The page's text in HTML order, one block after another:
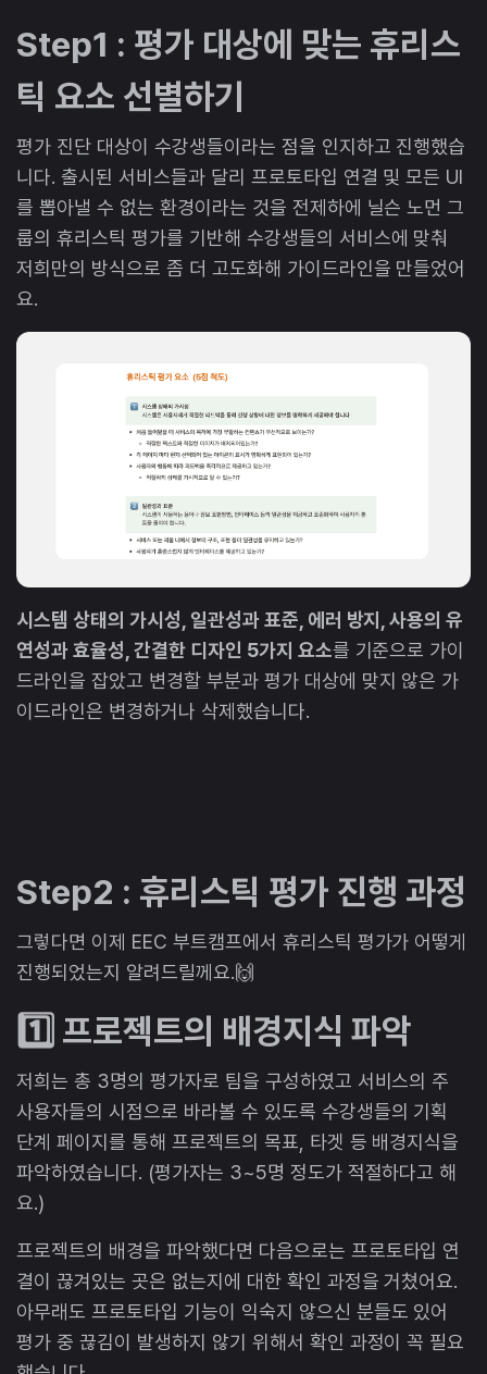
Step1 : 평가 대상에 맞는 휴리스
틱 요소 선별하기
평가 진단 대상이 수강생들이라는 점을 인지하고 진행했습
니다. 출시된 서비스들과 달리 프로토타입 연결 및 모든 UI
를 뽑아낼 수 없는 환경이라는 것을 전제하에 닐슨 노먼 그
룹의 휴리스틱 평가를 기반해 수강생들의 서비스에 맞춰
저희만의 방식으로 좀 더 고도화해 가이드라인을 만들었어
요.
시스템 상태의 가시성, 일관성과 표준, 에러 방지, 사용의 유
연성과 효율성, 간결한 디자인 5가지 요소를 기준으로 가이
드라인을 잡았고 변경할 부분과 평가 대상에 맞지 않은 가
이드라인은 변경하거나 삭제했습니다.
Step2 : 휴리스틱 평가 진행 과정
그렇다면 이제 EEC 부트캠프에서 휴리스틱 평가가 어떻게
진행되었는지 알려드릴께요.🙌
1️⃣ 프로젝트의 배경지식 파악
저희는 총 3명의 평가자로 팀을 구성하였고 서비스의 주
사용자들의 시점으로 바라볼 수 있도록 수강생들의 기획
단계 페이지를 통해 프로젝트의 목표, 타겟 등 배경지식을
파악하였습니다. (평가자는 3~5명 정도가 적절하다고 해
요.)
프로젝트의 배경을 파악했다면 다음으로는 프로토타입 연
결이 끊겨있는 곳은 없는지에 대한 확인 과정을 거쳤어요.
아무래도 프로토타입 기능이 익숙지 않으신 분들도 있어
평가 중 끊김이 발생하지 않기 위해서 확인 과정이 꼭 필요